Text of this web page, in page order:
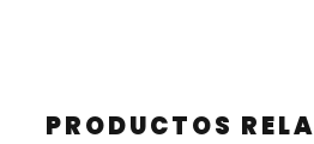
PRODUCTOS